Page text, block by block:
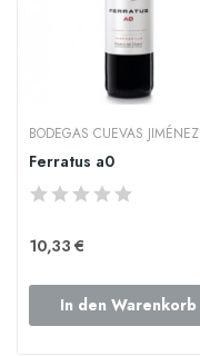
BODEGAS CUEVAS JIMÉNEZ
Ferratus a0
10,33 €
In den Warenkorb